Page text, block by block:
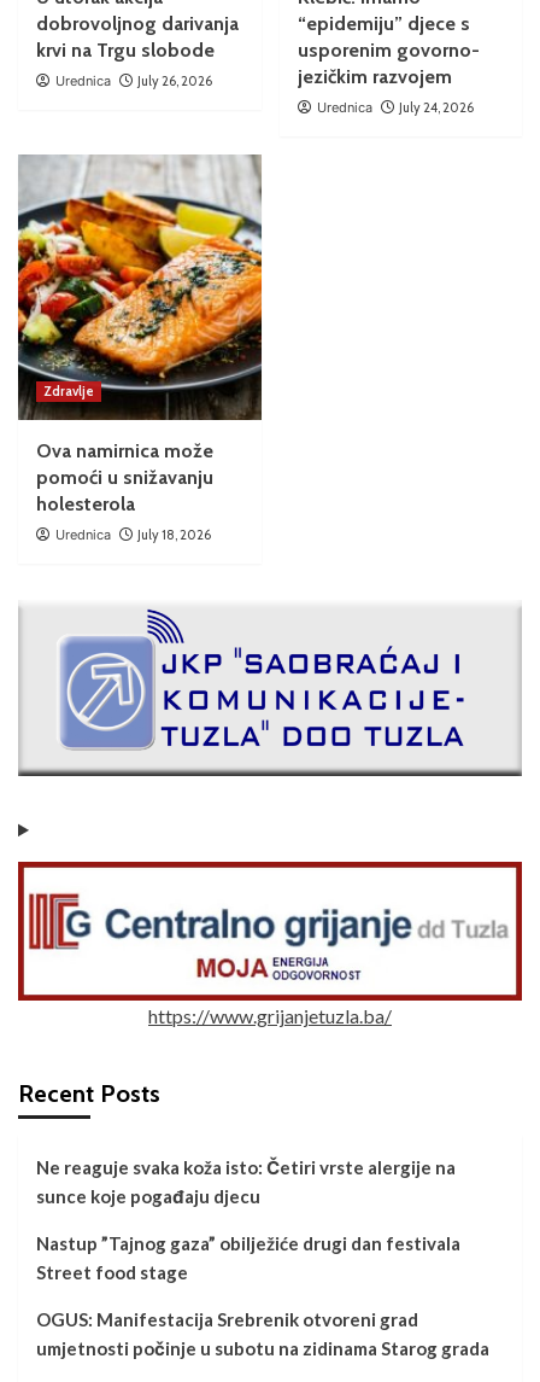
dobrovoljnog darivanja
krvi na Trgu slobode
Urednica July 26, 2026
“epidemiju” djece s
usporenim govorno-
jezičkim razvojem
Urednica July 24, 2026
Zdravlje
Ova namirnica može
pomoći u snižavanju
holesterola
Urednica July 18, 2026
https://www.grijanjetuzla.ba/
Recent Posts
Ne reaguje svaka koža isto: Četiri vrste alergije na
sunce koje pogađaju djecu
Nastup ”Tajnog gaza” obilježiće drugi dan festivala
Street food stage
OGUS: Manifestacija Srebrenik otvoreni grad
umjetnosti počinje u subotu na zidinama Starog grada